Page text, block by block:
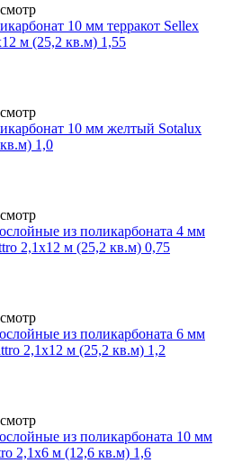
10 мм терракот Sellex
м (25,2 кв.м) 1,55
10 мм желтый Sotalux
1,0
из поликарбоната 4 мм
2,1х12 м (25,2 кв.м) 0,75
из поликарбоната 6 мм
2,1х12 м (25,2 кв.м) 1,2
из поликарбоната 10 мм
2,1х6 м (12,6 кв.м) 1,6